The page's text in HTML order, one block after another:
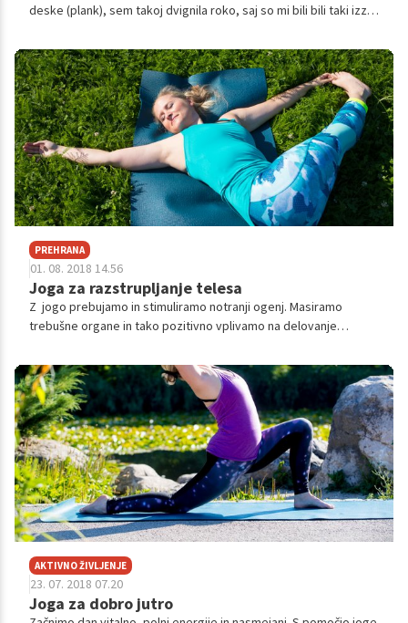
deske (plank), sem takoj dvignila roko, saj so mi bili bili taki izzivi
priznala novinarka spletne strani popsugar, ki je preizkusila, kaj
se zgodi, če dva tedna vsak dan zapored naredi vajo imenovano
deska. Preverite, kako ji je šlo.
PREHRANA
01. 08. 2018 14.56
Joga za razstrupljanje telesa
Z jogo prebujamo in stimuliramo notranji ogenj. Masiramo
trebušne organe in tako pozitivno vplivamo na delovanje
toksinov iz telesa.
AKTIVNO ŽIVLJENJE
23. 07. 2018 07.20
Joga za dobro jutro